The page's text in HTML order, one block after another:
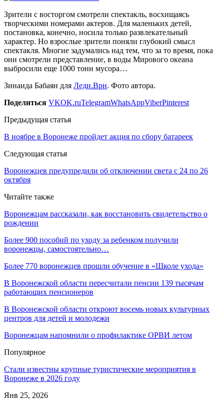
Зрители с восторгом смотрели спектакль, восхищаясь
творческими номерами актеров. Для маленьких детей,
постановка, конечно, носила только развлекательный
характер. Но взрослые зрители поняли глубокий смысл
спектакля. Многие задумались над тем, что за то время, пока
они смотрели представление, в воды Мирового океана
выбросили еще 1000 тонн мусора…
Зинаида Бабаян для Леди.Врн. Фото автора.
Поделиться VKOK.ruTelegramWhatsAppViberPinterest
Предыдущая статья
В ноябре в Воронеже пройдет акция по сбору батареек
Следующая статья
Воронежцев предупредили об отключении света с 24 по 26
октября
Читайте также
Воронежцам рассказали, как восстановить свидетельство о
рождении
Более 900 пособий по уходу за ребенком получили
воронежцы, самостоятельно…
Более 770 воронежцев прошли обучение в «Школе ухода»
В Воронежской области пересчитали пенсии 139 тысячам
работающих пенсионеров
В Воронежской области откроют восемь новых культурных
центров для детей и молодежи
Воронежцам напомнили о профилактике ОРВИ летом
Популярное
Стали известны крупные туристические мероприятия в
Воронеже в 2026 году
Янв 25, 2026